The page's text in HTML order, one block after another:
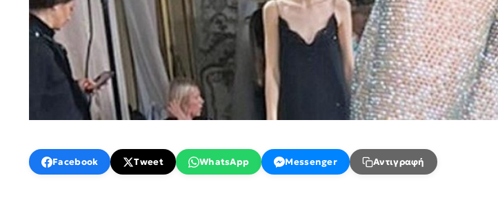
Facebook Tweet WhatsApp Messenger Αντιγραφή